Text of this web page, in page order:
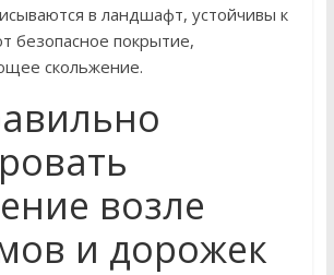
в ландшафт, устойчивы к
безопасное покрытие,
скольжение.
возле
и дорожек